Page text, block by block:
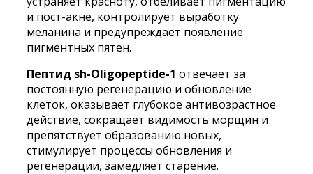
и пост-акне, контролирует выработку
меланина и предупреждает появление
пигментных пятен.
Пептид sh-Oligopeptide-1 отвечает за
постоянную регенерацию и обновление
клеток, оказывает глубокое антивозрастное
действие, сокращает видимость морщин и
препятствует образованию новых,
стимулирует процессы обновления и
регенерации, замедляет старение.